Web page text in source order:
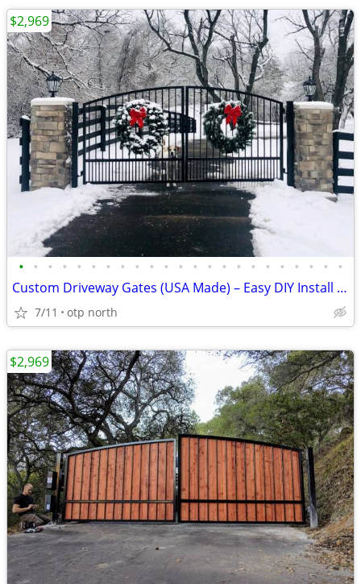
• • • • • • • • • • • • • • • • • • • • • • •
Custom Driveway Gates (USA Made) – Easy DIY Install + FREE Delivery
7/11 otp north
$2,969
$2,969